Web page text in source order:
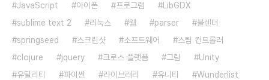
JavaScript
아이폰 프로그램
LibGDX
sublime text 2
리눅스 웹 parser
블렌더
springseed
스크린샷 소프트웨어
스팀 컨트롤러
clojure
jquery 크로스 플랫폼 그림
Unity
유틸리티
파이썬 라이브러리 유니티
Wunderlist